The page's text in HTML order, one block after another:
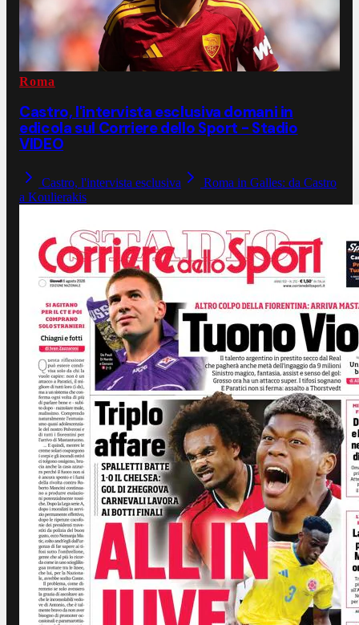
Roma
Castro, l'intervista esclusiva domani in
edicola sul Corriere dello Sport - Stadio
VIDEO
Castro, l'intervista esclusiva
Roma in Galles: da Castro
a Koulierakis